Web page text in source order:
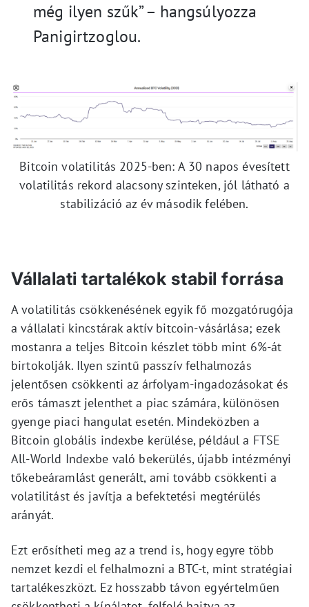
még ilyen szűk” – hangsúlyozza
Panigirtzoglou.
Bitcoin volatilitás 2025-ben: A 30 napos évesített
volatilitás rekord alacsony szinteken, jól látható a
stabilizáció az év második felében.
Vállalati tartalékok stabil forrása
A volatilitás csökkenésének egyik fő mozgatórugója
a vállalati kincstárak aktív bitcoin-vásárlása; ezek
mostanra a teljes Bitcoin készlet több mint 6%-át
birtokolják. Ilyen szintű passzív felhalmozás
jelentősen csökkenti az árfolyam-ingadozásokat és
erős támaszt jelenthet a piac számára, különösen
gyenge piaci hangulat esetén. Mindeközben a
Bitcoin globális indexbe kerülése, például a FTSE
All-World Indexbe való bekerülés, újabb intézményi
tőkebeáramlást generált, ami tovább csökkenti a
volatilitást és javítja a befektetési megtérülés
arányát.
Ezt erősítheti meg az a trend is, hogy egyre több
nemzet kezdi el felhalmozni a BTC-t, mint stratégiai
tartalékeszközt. Ez hosszabb távon egyértelműen